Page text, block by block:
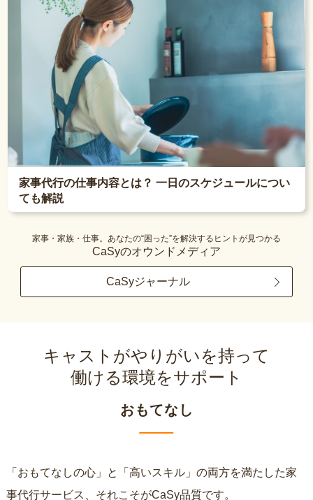
家事代行の仕事内容とは？ 一日のスケジュールについ
ても解説
家事・家族・仕事。あなたの“困った”を解決するヒントが見つかる
CaSyのオウンドメディア
CaSyジャーナル
キャストがやりがいを持って
働ける環境をサポート
おもてなし
「おもてなしの心」と「高いスキル」の両方を満たした家
事代行サービス、それこそがCaSy品質です。